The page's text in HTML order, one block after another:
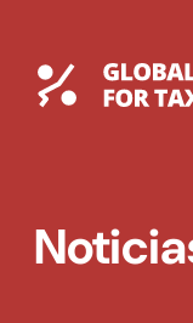
contenidoGlobal